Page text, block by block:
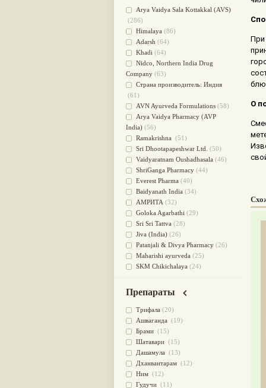
При
О
Для приготовления пищи(49)
от инфекций мочеполовой
системы(49)
Для стабилизации деятельности
ЦНС(47)
для суставов(47)
Лечит опухоли и отеки
Для медитации(44)
выводит токсины
Для здоровья печени(41)
Для тела(39)
для очищения крови
При диабете (38)
Антиоксидант(37)
Для Капха(Кафа) доши(37)
От паразитов(37)
При расстройстве желудка
Успокоительное(36)
Для глаз(34)
от геморроя(34)
Противовоспалительное
Для Питта доши
Для сердца(32)
Для сосудов головного мозга
(32)
Для лица(31)
Употребление в пищу
Ароматерапия(29)
Жаропонижающее
для памяти (28)
для почек(28)
Обезболивающие (28)
Слабительное
Афродизиак(27)
Arya Vaidya Sala Kottakkal (AVS)
(286)
Himalaya (86)
Adarsh (64)
Khadi (64)
Nidсo, Northern India Drug
Company (63)
Страна производитель: Индия
(61)
AVN Ayurveda Formulations (58)
Arya Vaidya Pharmacy (AVP
India) (56)
Ramakrishna (51)
Sri Dhootapapeshwar Ltd. (50)
Vaidyaratnam Oushadhasala (46)
ShriGanga Pharmacy (44)
Everest Pharma (40)
Baidyanath India (34)
АМРИТА (32)
Goloka Agarbathi (29)
Sri Sri Tattva (28)
Jiva (India) (26)
Patanjali & Divya Pharmacy (26)
Maharishi ayurveda (25)
SKM Chikichalaya (24)
CONCENTRATES LTD (India)
CHARAK PHARMA
Satya Sai(20)
Vyas(20)
Bipha(19)
Kerala Ayurveda
Organic India pvt ltd
Lalita (16)
Ashtang Herbals
Препараты
Трифала (20)
Ашваганда (19)
Брами (15)
Шатавари (15)
Дашамула (13)
Дханвантарам (12)
Ним (12)
Гудучи (11)